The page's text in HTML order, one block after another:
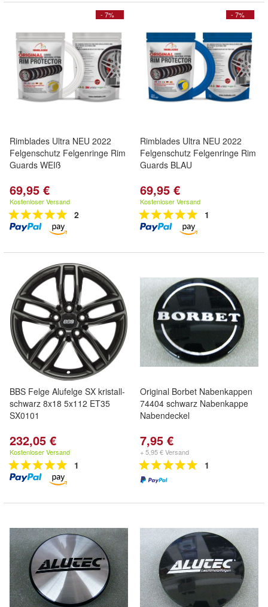
- 7%
Rimblades Ultra NEU 2022
Felgenschutz Felgenringe Rim
Guards WEIß
69,95 €
Kostenloser Versand
2
- 7%
Rimblades Ultra NEU 2022
Felgenschutz Felgenringe Rim
Guards BLAU
69,95 €
Kostenloser Versand
1
BBS Felge Alufelge SX kristall-
schwarz 8x18 5x112 ET35
SX0101
232,05 €
Kostenloser Versand
1
Original Borbet Nabenkappen
74404 schwarz Nabenkappe
Nabendeckel
7,95 €
+ 5,95 € Versand
1